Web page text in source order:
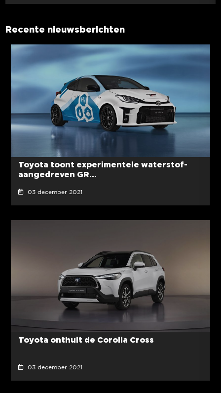
Recente nieuwsberichten
Toyota toont experimentele waterstof-
aangedreven GR...
03 december 2021
Toyota onthult de Corolla Cross
03 december 2021